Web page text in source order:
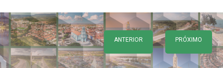
ANTERIOR PRÓXIMO